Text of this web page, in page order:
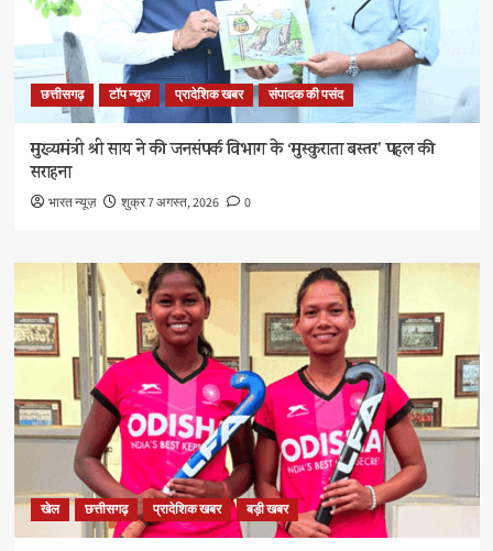
छत्तीसगढ़ टॉप न्यूज़ प्रादेशिक खबर संपादक की पसंद
मुख्यमंत्री श्री साय ने की जनसंपर्क विभाग के ‘मुस्कुराता बस्तर’ पहल की
सराहना
भारत न्यूज़ शुक्र 7 अगस्त, 2026 0
खेल छत्तीसगढ़ प्रादेशिक खबर बड़ी खबर